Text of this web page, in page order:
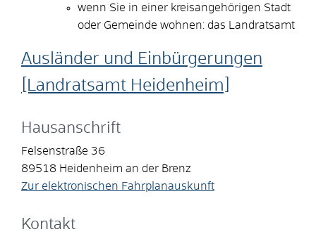
wenn Sie in einer kreisangehörigen Stadt
oder Gemeinde wohnen: das Landratsamt
Ausländer und Einbürgerungen
[Landratsamt Heidenheim]
Hausanschrift
Felsenstraße 36
89518 Heidenheim an der Brenz
Zur elektronischen Fahrplanauskunft
Kontakt